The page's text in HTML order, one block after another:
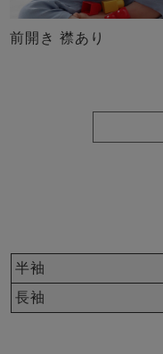
前開き 襟あり
半袖
長袖